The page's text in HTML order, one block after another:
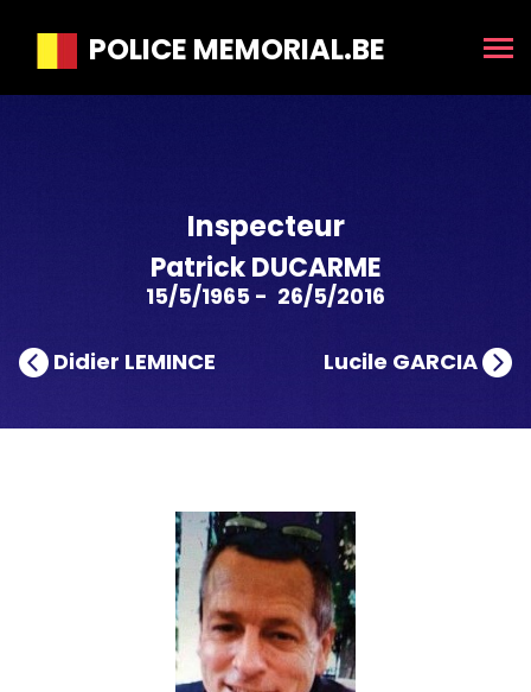
POLICE MEMORIAL.BE
Inspecteur
Patrick DUCARME
15/5/1965 - 26/5/2016
Didier LEMINCE Lucile GARCIA